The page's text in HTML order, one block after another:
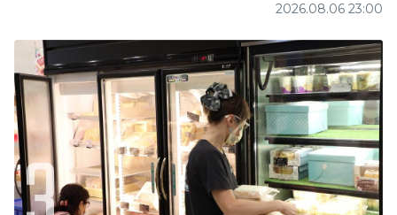
2026.08.06 23:00